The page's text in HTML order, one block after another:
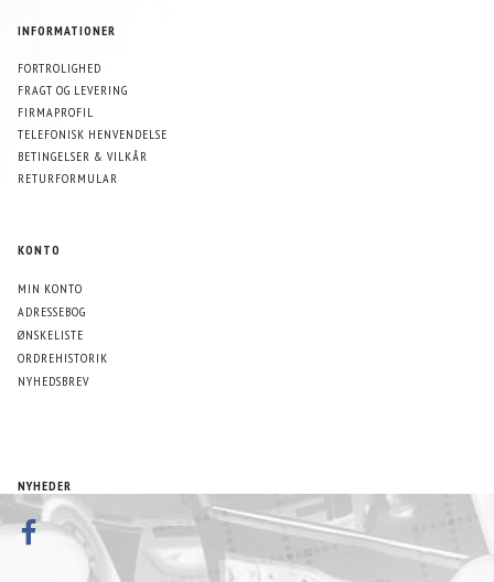
INFORMATIONER
FORTROLIGHED
FRAGT OG LEVERING
FIRMAPROFIL
TELEFONISK HENVENDELSE
BETINGELSER & VILKÅR
RETURFORMULAR
KONTO
MIN KONTO
ADRESSEBOG
ØNSKELISTE
ORDREHISTORIK
NYHEDSBREV
NYHEDER